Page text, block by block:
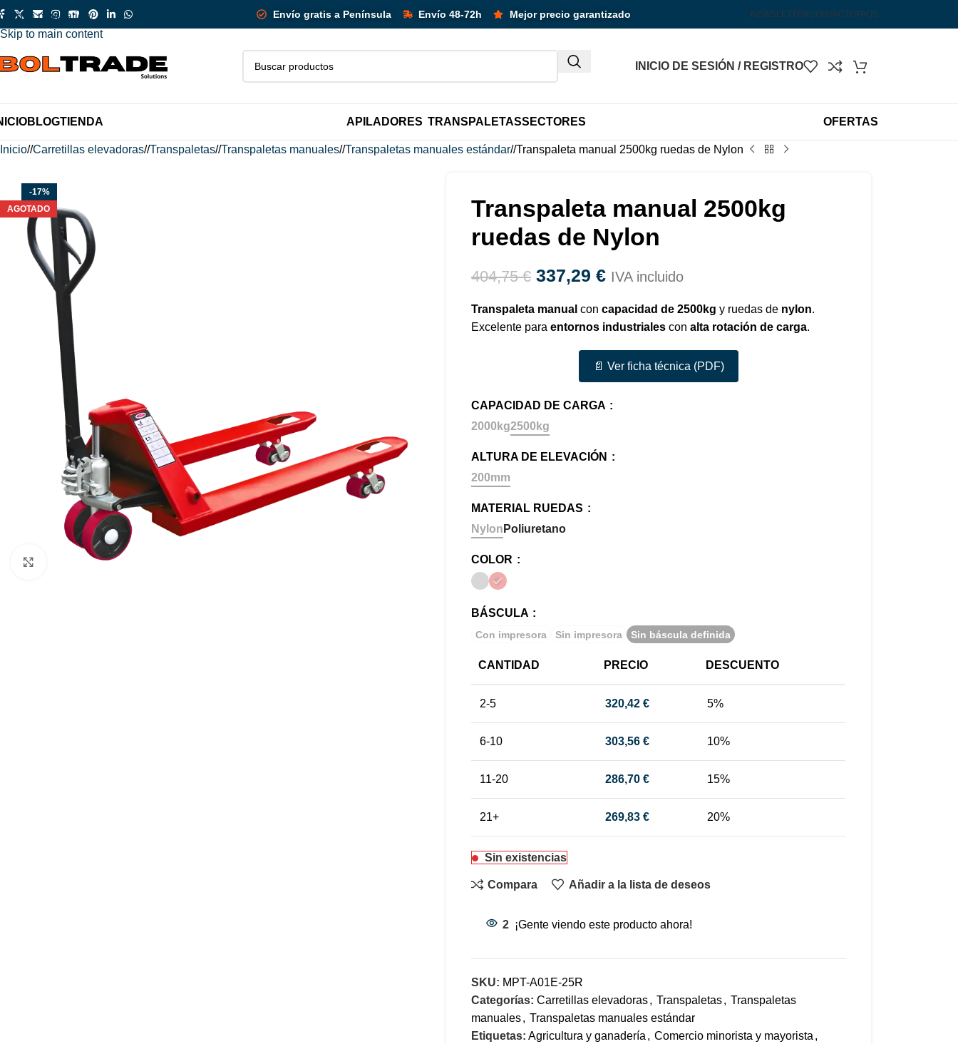
Skip to navigation
Skip to main content
¡Descuentos adicionales en unidades y packs!
Envío gratis a Península Envío 48-72h Mejor precio garantizado NEWSLETTERCONTACTOFAQS
INICIO DE SESIÓN / REGISTRO
BLOGTIENDA APILADORES TRANSPALETASSECTORES OFERTAS
Inicio/ Carretillas elevadoras/ Transpaletas/ Transpaletas manuales/ Transpaletas manuales estándar/ Transpaleta manual 2500kg ruedas de Nylon
-17%
AGOTADO
Haga clic para ampliar
Transpaleta manual 2500kg
ruedas de Nylon
404,75€ 337,29 € IVA incluido
Transpaleta manual con capacidad de 2500kg y ruedas de nylon.
Excelente para entornos industrialescon alta rotación de carga.
📄 Ver ficha técnica (PDF)
CAPACIDAD DE CARGA
2000kg2500kg
ALTURA DE ELEVACIÓN
200mm
MATERIAL RUEDAS
Nylon Poliuretano
COLOR
BÁSCULA
Con impresora Sin impresora Sin báscula definida
CANTIDAD PRECIO DESCUENTO
2-5 320,42 € 5%
6-10 303,56 € 10%
11-20 286,70 € 15%
21+ 269,83 € 20%
Sin existencias
Compara Añadir a la lista de deseos
2 ¡Gente viendo este producto ahora!
SKU: MPT-A01E-25R
Categorías: Carretillas elevadoras, Transpaletas, Transpaletas
manuales, Transpaletas manuales estándar
Etiquetas: Agricultura y ganadería , Comercio minorista y mayorista ,